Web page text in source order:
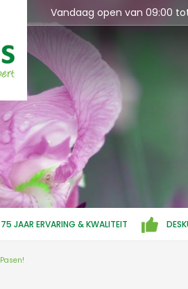
JAAR ERVARING & KWALITEIT
Vandaag open van 09:00